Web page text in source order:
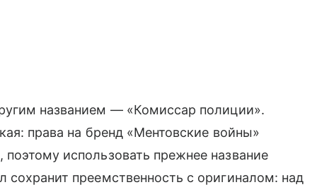
названием — «Комиссар полиции».
права на бренд «Ментовские войны»
использовать прежнее название
преемственность с оригиналом: над